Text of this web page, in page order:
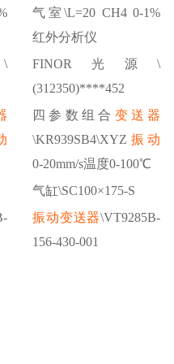
气室\L=20 CH4 0-1%
红外分析仪
FINOR光源\
(312350)****452
四参数组合 变送器
\KR939SB4\XYZ 振动
0-20mm/s温度0-100℃
气缸\SC100×175-S
振动变送器\VT9285B-
156-430-001